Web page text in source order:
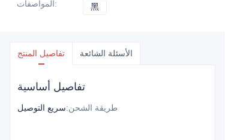
المواصفات: 黑
تفاصيل المنتج الأسئلة الشائعة
تفاصيل أساسية
طريقة الشحن:سريع التوصيل